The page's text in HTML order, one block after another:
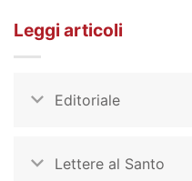
Leggi articoli
Editoriale
Lettere al Santo